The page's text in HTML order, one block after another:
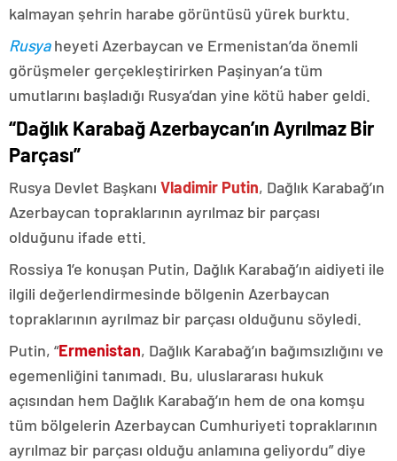
kalmayan şehrin harabe görüntüsü yürek burktu.
Rusyaheyeti Azerbaycan ve Ermenistan’da önemli
görüşmeler gerçekleştirirken Paşinyan’a tüm
umutlarını başladığı Rusya’dan yine kötü haber geldi.
“Dağlık Karabağ Azerbaycan’ın Ayrılmaz Bir
Parçası”
Rusya Devlet Başkanı Vladimir Putin, Dağlık Karabağ’ın
Azerbaycan topraklarının ayrılmaz bir parçası
olduğunu ifade etti.
Rossiya 1’e konuşan Putin, Dağlık Karabağ’ın aidiyeti ile
ilgili değerlendirmesinde bölgenin Azerbaycan
topraklarının ayrılmaz bir parçası olduğunu söyledi.
Putin, “Ermenistan, Dağlık Karabağ’ın bağımsızlığını ve
egemenliğini tanımadı. Bu, uluslararası hukuk
açısından hem Dağlık Karabağ’ın hem de ona komşu
tüm bölgelerin Azerbaycan Cumhuriyeti topraklarının
ayrılmaz bir parçası olduğu anlamına geliyordu” diye